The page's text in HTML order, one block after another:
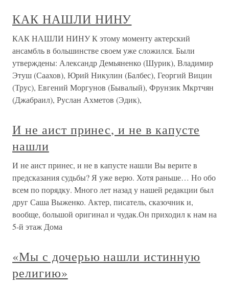
КАК НАШЛИ НИНУ
КАК НАШЛИ НИНУ К этому моменту актерский
ансамбль в большинстве своем уже сложился. Были
утверждены: Александр Демьяненко (Шурик), Владимир
Этуш (Саахов), Юрий Никулин (Балбес), Георгий Вицин
(Трус), Евгений Моргунов (Бывалый), Фрунзик Мкртчян
(Джабраил), Руслан Ахметов (Эдик),
И не аист принес, и не в капусте
нашли
И не аист принес, и не в капусте нашли Вы верите в
предсказания судьбы? Я уже верю. Хотя раньше… Но обо
всем по порядку. Много лет назад у нашей редакции был
друг Саша Выженко. Актер, писатель, сказочник и,
вообще, большой оригинал и чудак.Он приходил к нам на
5-й этаж Дома
«Мы с дочерью нашли истинную
религию»